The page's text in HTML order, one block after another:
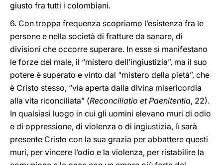
giusto fra tutti i colombiani.
6. Con troppa frequenza scopriamo l’esistenza fra le
persone e nella società di fratture da sanare, di
divisioni che occorre superare. In esse si manifestano
le forze del male, il “mistero dell’ingiustizia”, ma il suo
potere è superato e vinto dal “mistero della pietà”, che
è Cristo stesso, “via aperta dalla divina misericordia
alla vita riconciliata” (Reconciliatio et Paenitentia, 22).
In qualsiasi luogo in cui gli uomini elevano muri di odio
e di oppressione, di violenza o di ingiustizia, lì sarà
presente Cristo con la sua grazia per abbattere questi
muri, per vincere l’odio e la violenza, per ristabilire la